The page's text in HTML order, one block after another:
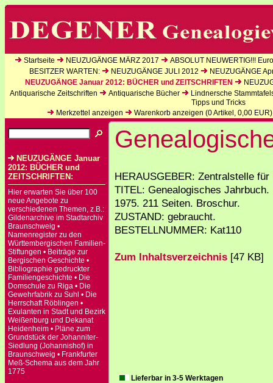
Startseite NEUZUGÄNGE MÄRZ 2017
ABSOLUT NEUWERTIG!!!
BESITZER WARTEN:
NEUZUGÄNGE JULI 2012
NEUZUGÄNGE
NEUZUGÄNGE Januar 2012: BÜCHER und ZEITSCHRIFTEN
Antiquarische Zeitschriften
Antiquarische Bücher
Lindnersche
Tipps und Tricks
Merkzettel anzeigen
Warenkorb anzeigen (0Artikel, 0,00 EUR)
NEUZUGÄNGE Januar
2012: BÜCHER und
ZEITSCHRIFTEN:
Hier erwarten Sie über 100
neue Angebote zu
verschiedenen Themen, z.B.:
Gildenarchive im Stadtarchiv
Braunschweig •
Namenregister zu den
Württembergischen Familien-
Stiftungen • Beiträge zur
Bergischen Geschichte •
Bibliographie gedruckter
Familiengeschichte • Die
Domschule zu Riga • Die
Gewehrfabrik zu Suhl • Die
Herrschaft Röblingen •
Exulanten in Stadt und Bezirk
Weißenburg und Dekanat
Heidenheim • Pläne zum
Grundstück der Johanniter-
Siedlung (Johannishof) in
Braunschweig • Frankfurter
Meß-Schema aus dem Jahr
1775
HERAUSGEBER: Zentralstelle
TITEL: Genealogisches
1975. 211 Seiten. Broschur.
ZUSTAND: gebraucht.
BESTELLNUMMER: Kat110
Zum Inhaltsverzeichnis [47 KB]
Lieferbar in 3-5 Werktagen